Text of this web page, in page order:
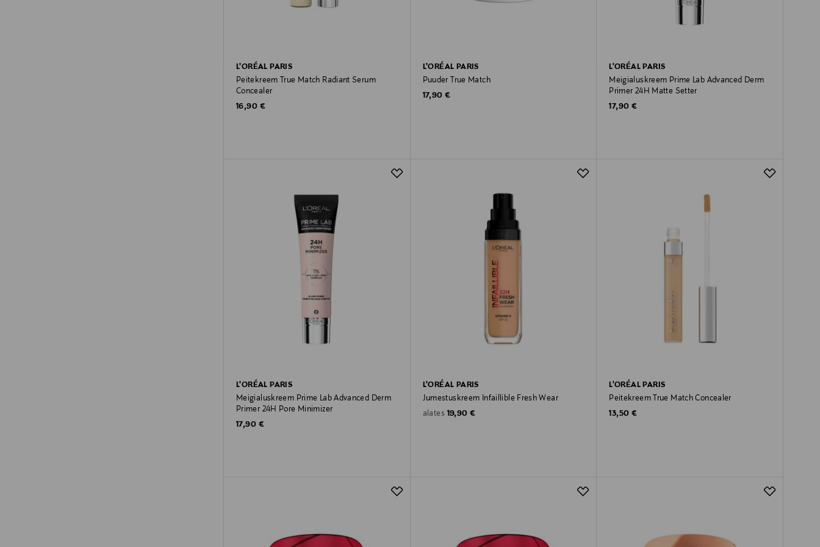
L'ORÉAL PARIS
Peitekreem True Match Radiant Serum
Concealer
Original Price
16,90 €
L'ORÉAL PARIS
Puuder True Match
Original Price
17,90 €
L'ORÉAL PARIS
Meigialuskreem Prime Lab Advanced Derm
Primer 24H Matte Setter
Original Price
17,90 €
L'ORÉAL PARIS
Meigialuskreem Prime Lab Advanced Derm
Primer 24H Pore Minimizer
Original Price
17,90 €
L'ORÉAL PARIS
Jumestuskreem Infaillible Fresh Wear
alates Original Price
19,90 €
L'ORÉAL PARIS
Peitekreem True Match Concealer
Original Price
13,50 €